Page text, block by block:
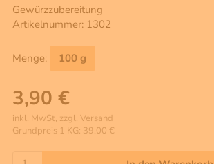
Gewürzzubereitung
Artikelnummer: 1302
Menge: 100 g
3,90 €
inkl. MwSt, zzgl. Versand
Grundpreis 1 KG: 39,00 €